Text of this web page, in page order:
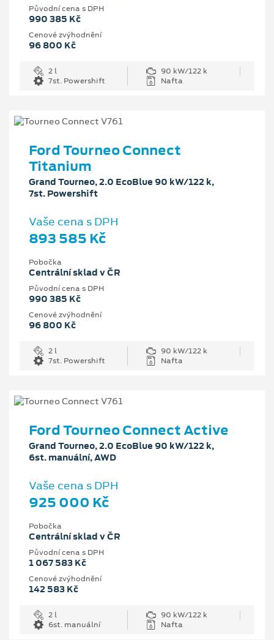
Původní cena s DPH
990 385 Kč
Cenové zvýhodnění
96 800 Kč
2 l
90 kW/122 k
7st. Powershift
Nafta
Ford Tourneo Connect
Titanium
Grand Tourneo, 2.0 EcoBlue 90 kW/122 k,
7st. Powershift
Vaše cena s DPH
893 585 Kč
Pobočka
Centrální sklad v ČR
Původní cena s DPH
990 385 Kč
Cenové zvýhodnění
96 800 Kč
2 l
90 kW/122 k
7st. Powershift
Nafta
Ford Tourneo Connect Active
Grand Tourneo, 2.0 EcoBlue 90 kW/122 k,
6st. manuální, AWD
Vaše cena s DPH
925 000 Kč
Pobočka
Centrální sklad v ČR
Původní cena s DPH
1 067 583 Kč
Cenové zvýhodnění
142 583 Kč
2 l
90 kW/122 k
6st. manuální
Nafta